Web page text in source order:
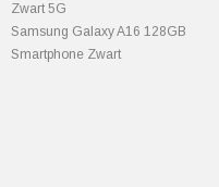
Zwart 5G
Samsung Galaxy A16 128GB
Smartphone Zwart